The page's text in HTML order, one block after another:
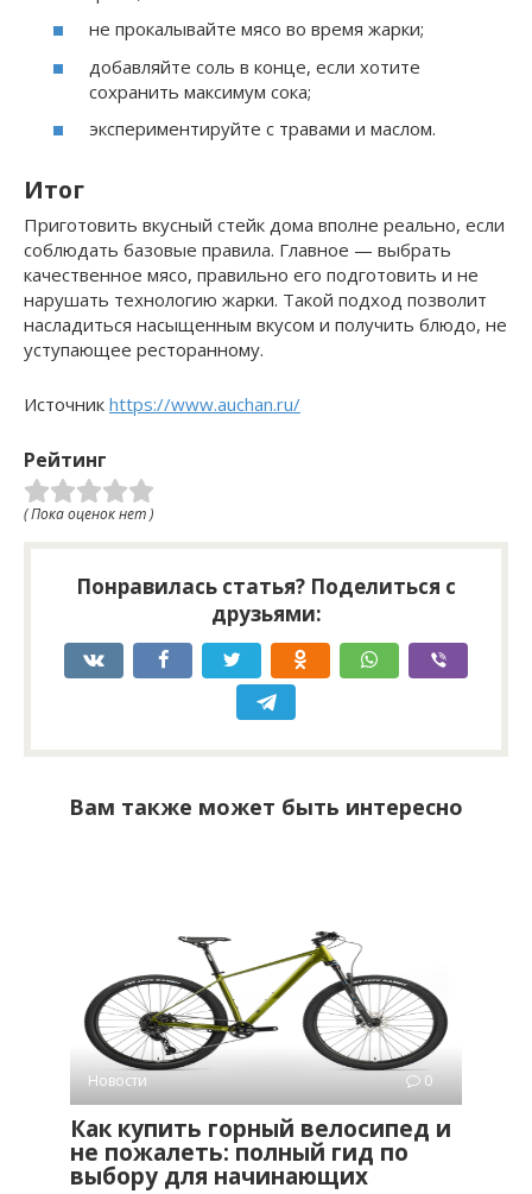
не прокалывайте мясо во время жарки;
добавляйте соль в конце, если хотите
сохранить максимум сока;
экспериментируйте с травами и маслом.
Итог
Приготовить вкусный стейк дома вполне реально, если
соблюдать базовые правила. Главное — выбрать
качественное мясо, правильно его подготовить и не
нарушать технологию жарки. Такой подход позволит
насладиться насыщенным вкусом и получить блюдо, не
уступающее ресторанному.
Источник https://www.auchan.ru/
Рейтинг
( Пока оценок нет )
Понравилась статья? Поделиться с
друзьями:
Вам также может быть интересно
Новости 0
Как купить горный велосипед и
не пожалеть: полный гид по
выбору для начинающих